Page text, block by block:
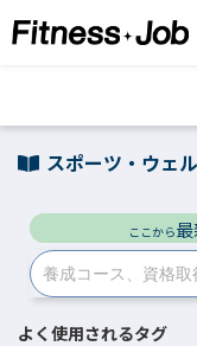
スポーツ・ウェ
ここから
よく使用されるタグ